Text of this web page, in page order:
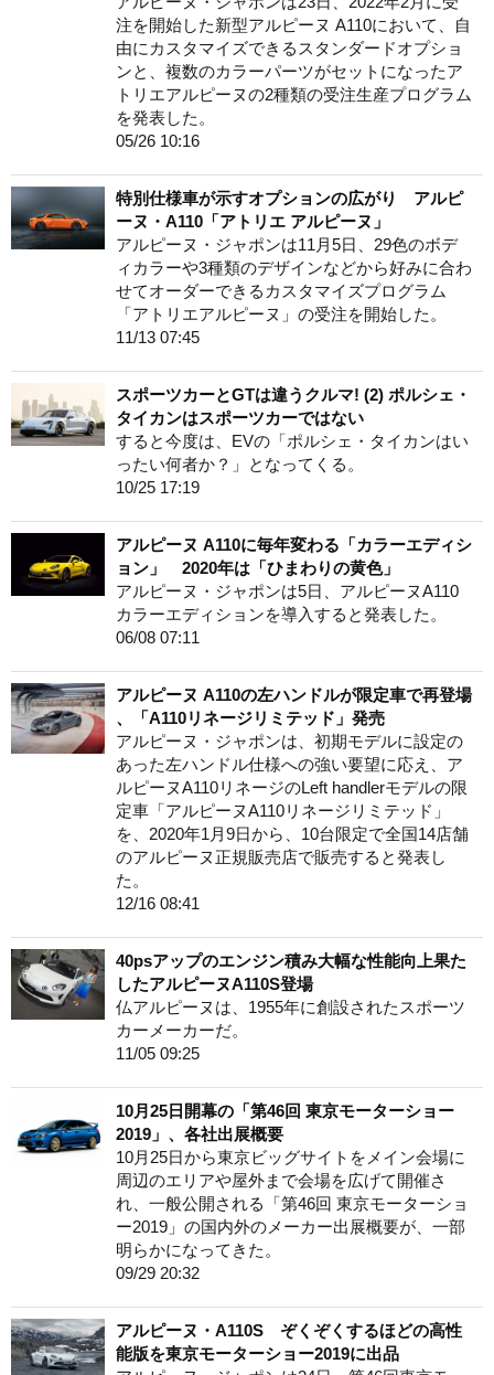
注を開始した新型アルピーヌ A110において、自
由にカスタマイズできるスタンダードオプショ
ンと、複数のカラーパーツがセットになったア
トリエアルピーヌの2種類の受注生産プログラム
を発表した。
05/26 10:16
特別仕様車が示すオプションの広がり アルピ
ーヌ・A110「アトリエ アルピーヌ」
アルピーヌ・ジャポンは11月5日、29色のボデ
ィカラーや3種類のデザインなどから好みに合わ
せてオーダーできるカスタマイズプログラム
「アトリエアルピーヌ」の受注を開始した。
11/13 07:45
スポーツカーとGTは違うクルマ! (2) ポルシェ・
タイカンはスポーツカーではない
すると今度は、EVの「ポルシェ・タイカンはい
ったい何者か？」となってくる。
10/25 17:19
アルピーヌ A110に毎年変わる「カラーエディシ
ョン」 2020年は「ひまわりの黄色」
アルピーヌ・ジャポンは5日、アルピーヌA110
カラーエディションを導入すると発表した。
06/08 07:11
アルピーヌ A110の左ハンドルが限定車で再登場
、「A110リネージリミテッド」発売
アルピーヌ・ジャポンは、初期モデルに設定の
あった左ハンドル仕様への強い要望に応え、ア
ルピーヌA110リネージのLeft handlerモデルの限
定車「アルピーヌA110リネージリミテッド」
を、2020年1月9日から、10台限定で全国14店舗
のアルピーヌ正規販売店で販売すると発表し
た。
12/16 08:41
40psアップのエンジン積み大幅な性能向上果た
したアルピーヌA110S登場
仏アルピーヌは、1955年に創設されたスポーツ
カーメーカーだ。
11/05 09:25
10月25日開幕の「第46回 東京モーターショー
2019」、各社出展概要
10月25日から東京ビッグサイトをメイン会場に
周辺のエリアや屋外まで会場を広げて開催さ
れ、一般公開される「第46回 東京モーターショ
ー2019」の国内外のメーカー出展概要が、一部
明らかになってきた。
09/29 20:32
アルピーヌ・A110S ぞくぞくするほどの高性
能版を東京モーターショー2019に出品